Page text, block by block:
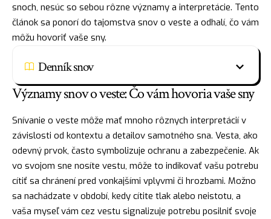
snoch, nesúc so sebou rôzne významy a interpretácie. Tento
článok sa ponorí do tajomstva snov o veste a odhalí, čo vám
môžu hovoriť vaše sny.
Denník snov
Významy snov o veste: Čo vám hovoria vaše sny
Snívanie o veste môže mať mnoho rôznych interpretácií v
závislosti od kontextu a detailov samotného sna. Vesta, ako
odevný prvok, často symbolizuje ochranu a zabezpečenie. Ak
vo svojom sne nosíte vestu, môže to indikovať vašu potrebu
cítiť sa chránení pred vonkajšími vplyvmi či hrozbami. Možno
sa nachádzate v období, kedy cítite tlak alebo neistotu, a
vaša myseľ vám cez vestu signalizuje potrebu posilniť svoje